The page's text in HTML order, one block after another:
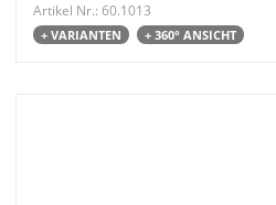
Artikel Nr.: 60.1013
+ VARIANTEN + 360° ANSICHT